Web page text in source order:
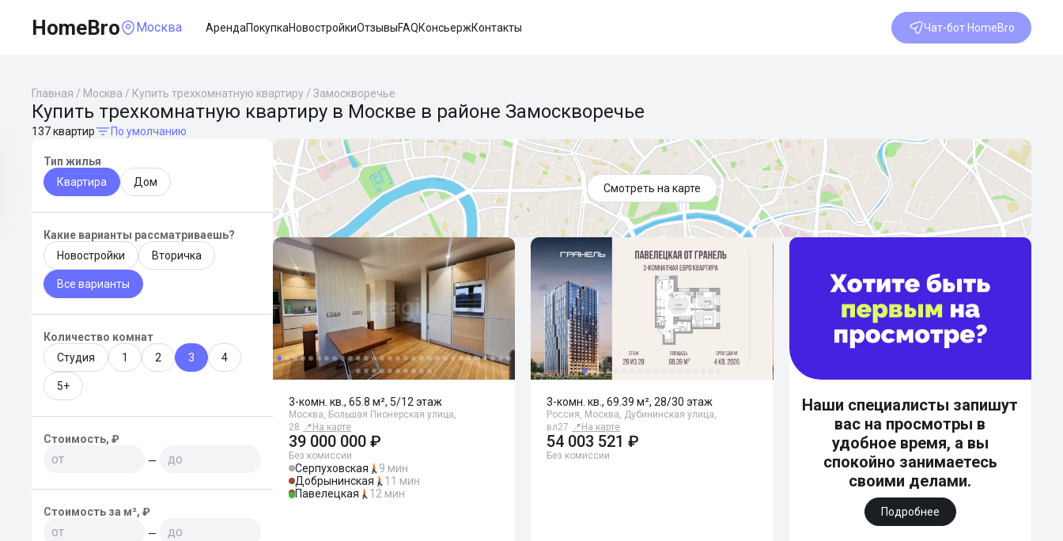
HomeBro Москва АрендаПокупкаНовостройкиОтзывыFAQКонсьержКонтакты Чат-бот HomeBro
Главная / Москва / Купить трехкомнатную квартиру / Замоскворечье
Купить трехкомнатную квартиру в Москве в районе Замоскворечье
137 квартир По умолчанию
Тип жилья
Квартира
Дом
Какие варианты рассматриваешь?
Новостройки
Вторичка
Все варианты
Количество комнат
Студия
1 2 3 4
5+
Стоимость, ₽
—
Стоимость за м², ₽
—
Смотреть на карте
3-комн. кв., 65.8 м², 5/12 этаж
Москва, Большая Пионерская улица,
28 📍 На карте
39 000 000 ₽
Без комиссии
Серпуховская
9 мин
Добрынинская
11 мин
Павелецкая
12 мин
3-комн. кв., 69.39 м², 28/30 этаж
Россия, Москва, Дубининская улица,
вл27 📍 На карте
54 003 521 ₽
Без комиссии
Наши специалисты запишут
вас на просмотры в
удобное время, а вы
спокойно занимаетесь
своими делами.
Подробнее